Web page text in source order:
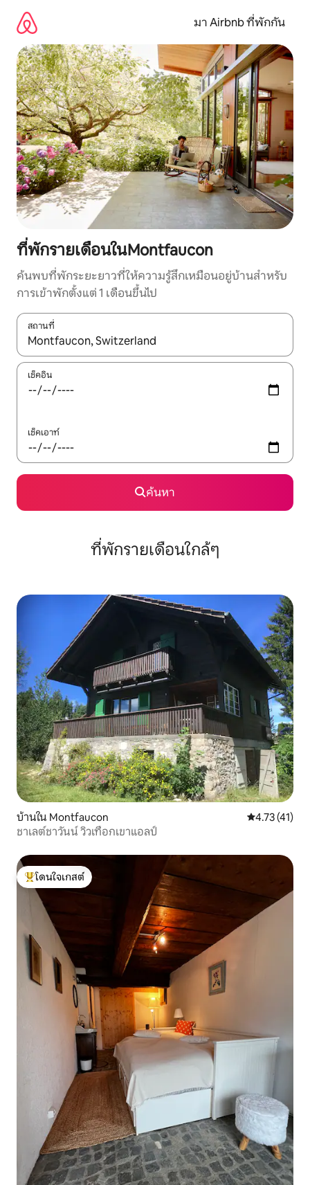
เนื้อหา
มา Airbnb ที่พักกัน
ที่พักรายเดือนในMontfaucon
ค้นพบที่พักระยะยาวที่ให้ความรู้สึกเหมือนอยู่บ้านสำหรับ
การเข้าพักตั้งแต่ 1 เดือนขึ้นไป
สถานที่
ใช้ลูกศรขึ้นลง หรือใช้การสัมผัสหรือปัด เพื่อสำรวจผลการค้นหา
เช็คอิน
เช็คเอาท์
ค้นหา
ที่พักรายเดือนใกล้ๆ
บ้านใน Montfaucon คะแนนเฉลี่ย
4.73 (41)
ชาเลต์ชาวันน์ วิวเทือกเขาแอลป์
โดนใจเกสต์ที่สุด
โดนใจเกสต์